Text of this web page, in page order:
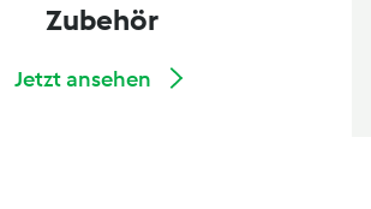
Zubehör
Jetzt ansehen